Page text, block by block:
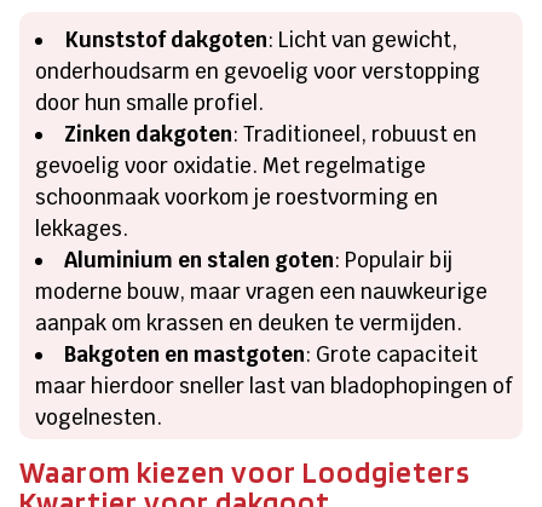
Kunststof dakgoten: Licht van gewicht,
onderhoudsarm en gevoelig voor verstopping
door hun smalle profiel.
Zinken dakgoten: Traditioneel, robuust en
gevoelig voor oxidatie. Met regelmatige
schoonmaak voorkom je roestvorming en
lekkages.
Aluminium en stalen goten: Populair bij
moderne bouw, maar vragen een nauwkeurige
aanpak om krassen en deuken te vermijden.
Bakgoten en mastgoten: Grote capaciteit
maar hierdoor sneller last van bladophopingen of
vogelnesten.
Waarom kiezen voor Loodgieters